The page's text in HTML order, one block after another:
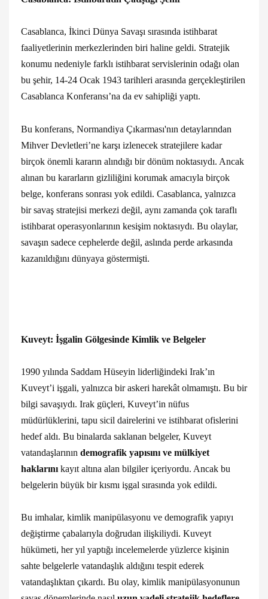
Casablanca, İkinci Dünya Savaşı sırasında istihbarat
faaliyetlerinin merkezlerinden biri haline geldi. Stratejik
konumu nedeniyle farklı istihbarat servislerinin odağı olan
bu şehir, 14-24 Ocak 1943 tarihleri arasında gerçekleştirilen
Casablanca Konferansı’na da ev sahipliği yaptı.
Bu konferans, Normandiya Çıkarması'nın detaylarından
Mihver Devletleri’ne karşı izlenecek stratejilere kadar
birçok önemli kararın alındığı bir dönüm noktasıydı. Ancak
alınan bu kararların gizliliğini korumak amacıyla birçok
belge, konferans sonrası yok edildi. Casablanca, yalnızca
bir savaş stratejisi merkezi değil, aynı zamanda çok taraflı
istihbarat operasyonlarının kesişim noktasıydı. Bu olaylar,
savaşın sadece cephelerde değil, aslında perde arkasında
kazanıldığını dünyaya göstermişti.
Kuveyt: İşgalin Gölgesinde Kimlik ve Belgeler
1990 yılında Saddam Hüseyin liderliğindeki Irak’ın
Kuveyt’i işgali, yalnızca bir askeri harekât olmamıştı. Bu bir
bilgi savaşıydı. Irak güçleri, Kuveyt’in nüfus
müdürlüklerini, tapu sicil dairelerini ve istihbarat ofislerini
hedef aldı. Bu binalarda saklanan belgeler, Kuveyt
vatandaşlarının demografik yapısını ve mülkiyet
haklarını kayıt altına alan bilgiler içeriyordu. Ancak bu
belgelerin büyük bir kısmı işgal sırasında yok edildi.
Bu imhalar, kimlik manipülasyonu ve demografik yapıyı
değiştirme çabalarıyla doğrudan ilişkiliydi. Kuveyt
hükümeti, her yıl yaptığı incelemelerde yüzlerce kişinin
sahte belgelerle vatandaşlık aldığını tespit ederek
vatandaşlıktan çıkardı. Bu olay, kimlik manipülasyonunun